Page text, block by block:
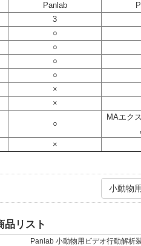
Panlab
3
○
○
○
○
×
×
○
MAエク
×
小動物
品リスト
Panlab 小動物用ビデオ行動解析